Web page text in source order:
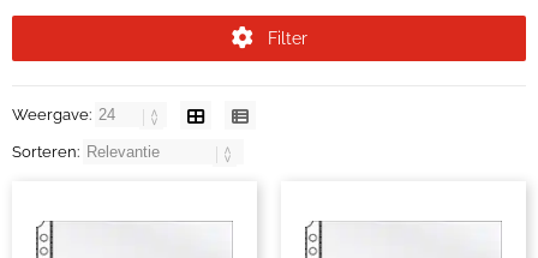
Filter
Weergave:
Sorteren: